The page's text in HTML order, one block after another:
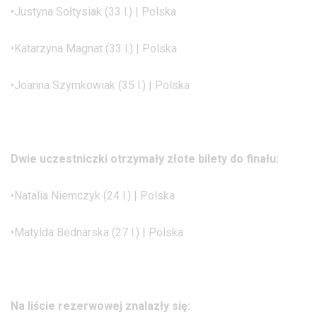
•Justyna Sołtysiak (33 l.) | Polska
•Katarzyna Magnat (33 l.) | Polska
•Joanna Szymkowiak (35 l.) | Polska
Dwie uczestniczki otrzymały złote bilety do finału:
•Natalia Niemczyk (24 l.) | Polska
•Matylda Bednarska (27 l.) | Polska
Na liście rezerwowej znalazły się: